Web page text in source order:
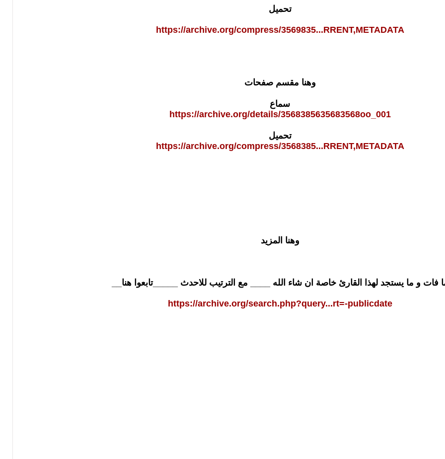
تحميل
https://archive.org/compress/3569835...RRENT,METADATA
وهنا مقسم صفحات
سماع
https://archive.org/details/3568385635683568oo_001
تحميل
https://archive.org/compress/3568385...RRENT,METADATA
وهنا المزيد
فات و ما يستجد لهذا القارئ خاصة ان شاء الله ____ مع الترتيب للاحدث _____تابعوا هنا__
https://archive.org/search.php?query...rt=-publicdate